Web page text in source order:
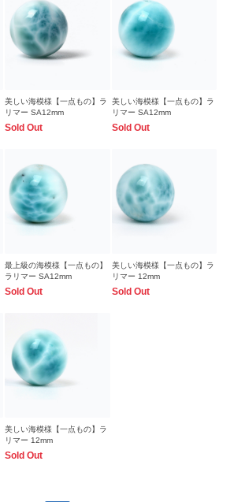
美しい海模様【一点もの】ラ
リマー SA12mm
Sold Out
美しい海模様【一点もの】ラ
リマー SA12mm
Sold Out
最上級の海模様【一点もの】
ラリマー SA12mm
Sold Out
美しい海模様【一点もの】ラ
リマー 12mm
Sold Out
美しい海模様【一点もの】ラ
リマー 12mm
Sold Out